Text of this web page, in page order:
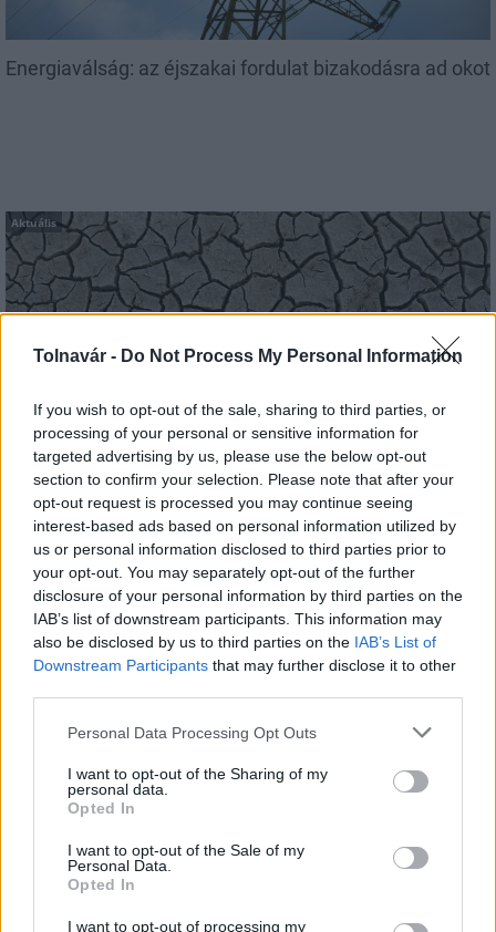
Tolnavár - Do Not Process My Personal Information
If you wish to opt-out of the sale, sharing to third parties, or
processing of your personal or sensitive information for
targeted advertising by us, please use the below opt-out
section to confirm your selection. Please note that after your
opt-out request is processed you may continue seeing
interest-based ads based on personal information utilized by
us or personal information disclosed to third parties prior to
your opt-out. You may separately opt-out of the further
disclosure of your personal information by third parties on the
IAB’s list of downstream participants. This information may
also be disclosed by us to third parties on the IAB’s List of
Downstream Participants that may further disclose it to other
Please note that this website/app uses one or more Google
not limited to your visit or usage behaviour. You may click to
grant or deny consent to Google and its third-party tags to
use your data for below specified purposes in below Google
consent section.
Personal Data Processing Opt Outs
I want to opt-out of the Sharing of my
personal data.
Opted In
I want to opt-out of the Sale of my
Personal Data.
Opted In
I want to opt-out of processing my
Energiaválság: az éjszakai fordulat bizakodásra ad okot
Aktuális
Paks: hétfőn és talán még kedden üzemben tartható
az utolsó turbina
Aktuális
Az atomerőmű egyetlen hatása a környezetre, hogy a
Duna vizét némileg felmelegíti